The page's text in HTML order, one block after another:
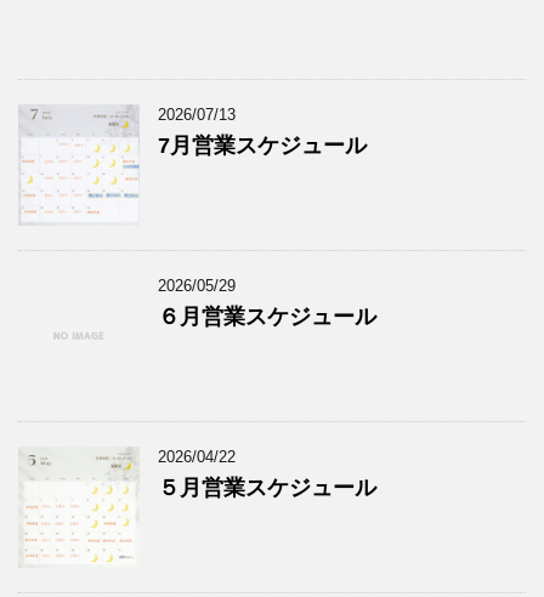
2026/07/13
7月営業スケジュール
2026/05/29
６月営業スケジュール
2026/04/22
５月営業スケジュール